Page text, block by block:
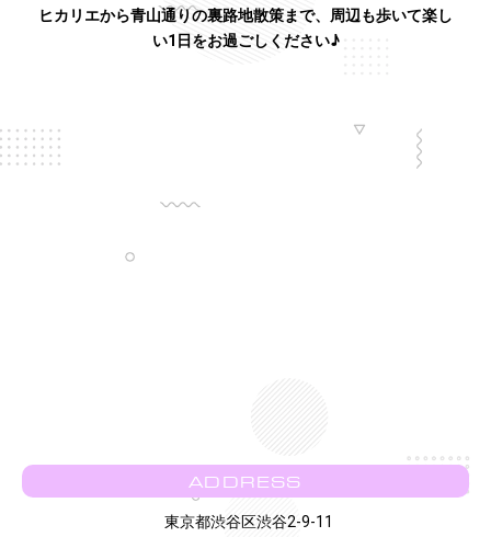
ヒカリエから青山通りの裏路地散策まで、周辺も歩いて楽し
い1日をお過ごしください♪
ADDRESS
東京都渋谷区渋谷2-9-11